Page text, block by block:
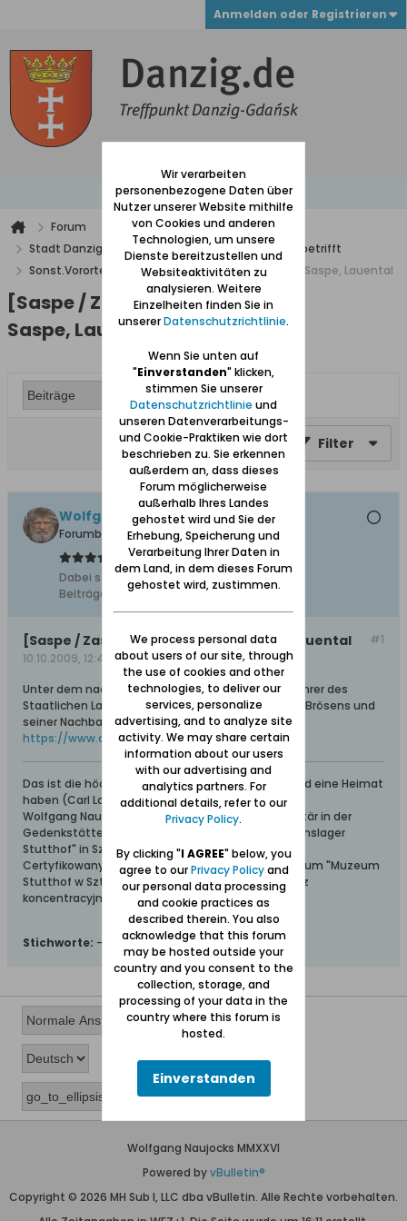
Anmelden oder Registrieren
Forum
Stadt Danzig mit Vororten und alles was Danzig betrifft
Sonst.Vororte
[Saspe / Zaspa] Führer Brösen, Saspe, Lauental
[Saspe / Zaspa] Führer Brösen,
Saspe, Lauental
Filter
Wolfgang
Forumbetreiber
Dabei seit: 10.02.2008
Beiträge:
11627
#1
[Saspe / Zaspa] Führer Brösen, Saspe, Lauental
10.10.2009, 12:46
Unter dem nachfolgenden Link ist zu finden ein Führer des
Staatlichen Landesmuseums Danzig: "Das Antlitz Brösens und
seiner Nachbarsiedlungen Saspe und Lauental"
https://www.danzig.de/showthread.php?t=4591
Das ist die höchste aller Gaben: Geborgen sein und eine Heimat
haben (Carl Lange)
Wolfgang Naujocks: Zertifizierter Führer und Volontär in der
Gedenkstätte/Museum "Deutsches Konzentrationslager
Stutthof" in Sztutowo
Certyfikowany przewodnik i wolontariusz po muzeum "Muzeum
Stutthof w Sztutowie - Niemiecki nazistowski obóz
koncentracyjny i zagłady"
Stichworte: -
Wolfgang Naujocks MMXXVI
Powered byvBulletin®
Copyright © 2026 MH Sub I, LLC dba vBulletin. Alle Rechte vorbehalten.
Wir verarbeiten
personenbezogene Daten über
Nutzer unserer Website mithilfe
von Cookies und anderen
Technologien, um unsere
Dienste bereitzustellen und
Websiteaktivitäten zu
analysieren. Weitere
Einzelheiten finden Sie in
unsererDatenschutzrichtlinie.
Wenn Sie unten auf
"Einverstanden" klicken,
stimmen Sie unserer
Datenschutzrichtlinie und
unseren Datenverarbeitungs-
und Cookie-Praktiken wie dort
beschrieben zu. Sie erkennen
außerdem an, dass dieses
Forum möglicherweise
außerhalb Ihres Landes
gehostet wird und Sie der
Erhebung, Speicherung und
Verarbeitung Ihrer Daten in
dem Land, in dem dieses Forum
gehostet wird, zustimmen.
We process personal data
about users of our site, through
the use of cookies and other
technologies, to deliver our
services, personalize
advertising, and to analyze site
activity. We may share certain
information about our users
with our advertising and
analytics partners. For
additional details, refer to our
Privacy Policy.
By clicking "I AGREE" below, you
agree to ourPrivacy Policyand
our personal data processing
and cookie practices as
described therein. You also
acknowledge that this forum
may be hosted outside your
country and you consent to the
collection, storage, and
processing of your data in the
country where this forum is
hosted.
Einverstanden